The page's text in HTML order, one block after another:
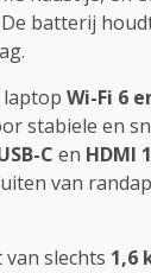
batterij
laptop Wi-Fi 6
stabiele en
C en HDMI
van
van slechts 1,6